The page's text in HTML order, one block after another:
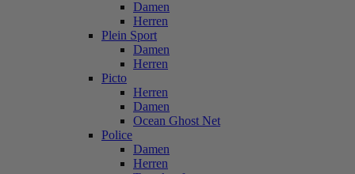
Damen
Herren
Plein Sport
Damen
Herren
Picto
Herren
Damen
Ocean Ghost Net
Police
Damen
Herren